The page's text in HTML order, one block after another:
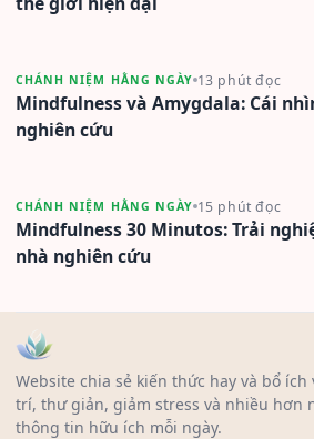
CHÁNH NIỆM HẰNG NGÀY 13 phút đọc
Mindfulness và Amygdala: Cái
nghiên cứu
CHÁNH NIỆM HẰNG NGÀY 15 phút đọc
Mindfulness 30 Minutos: Trải
nhà nghiên cứu
Website chia sẻ kiến thức hay và bổ
trí, thư giản, giảm stress và nhiều hơn
thông tin hữu ích mỗi ngày.